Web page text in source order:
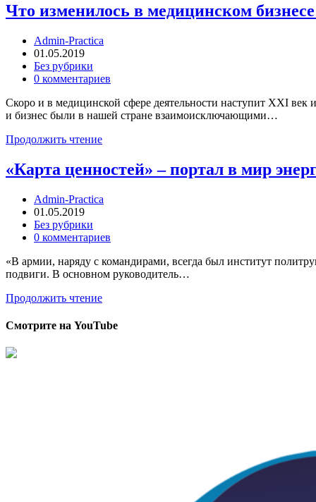
Что изменилось в медицинском
Admin-Practica
01.05.2019
Без рубрики
0 комментариев
Скоро и в медицинской сфере деятельности наступит XXI
и бизнес были в нашей стране взаимоисключающими…
Продолжить чтение
«Карта ценностей» – портал в мир
Admin-Practica
01.05.2019
Без рубрики
0 комментариев
«В армии, наряду с командирами, всегда был институт
подвиги. В основном руководитель…
Продолжить чтение
Смотрите на YouTube